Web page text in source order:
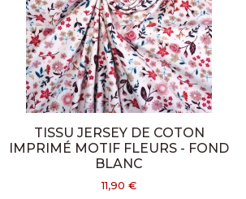
TISSU JERSEY DE COTON
IMPRIMÉ MOTIF FLEURS - FOND
BLANC
11,90 €
Tissus Hallynck
29 av. Jean-Baptiste Lebas 59100
03 20 70 87 82
hallyncketfils@orange.fr
- Tous droits réservés